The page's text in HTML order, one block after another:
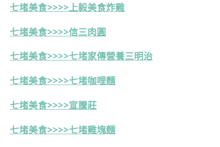
七堵美食>>>>上毅美食炸雞
七堵美食>>>>信三肉圓
七堵美食>>>>七堵家傳營養三明治
七堵美食>>>>七堵咖哩麵
七堵美食>>>>宣騰莊
七堵美食>>>>七堵雞塊麵